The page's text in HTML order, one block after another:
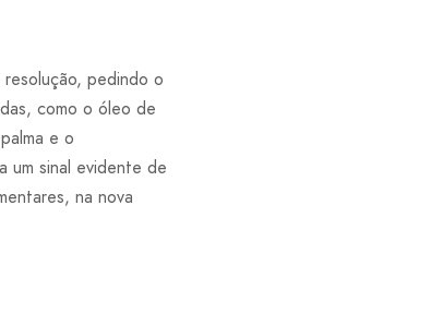
pedindo o
como o óleo de
e o
um sinal evidente de
na nova